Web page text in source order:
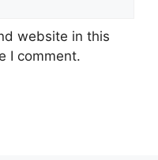
website in this
I comment.